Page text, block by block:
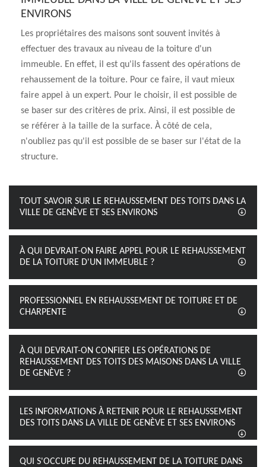
ENVIRONS
Les propriétaires des maisons sont souvent invités à
effectuer des travaux au niveau de la toiture d'un
immeuble. En effet, il est qu'ils fassent des opérations de
rehaussement de la toiture. Pour ce faire, il vaut mieux
faire appel à un expert. Pour le choisir, il est possible de
se baser sur des critères de prix. Ainsi, il est possible de
se référer à la taille de la surface. À côté de cela,
n'oubliez pas qu'il est possible de se baser sur l'état de la
structure.
TOUT SAVOIR SUR LE REHAUSSEMENT DES TOITS DANS LA
VILLE DE GENÈVE ET SES ENVIRONS
À QUI DEVRAIT-ON FAIRE APPEL POUR LE REHAUSSEMENT
DE LA TOITURE D'UN IMMEUBLE ?
PROFESSIONNEL EN REHAUSSEMENT DE TOITURE ET DE
CHARPENTE
À QUI DEVRAIT-ON CONFIER LES OPÉRATIONS DE
REHAUSSEMENT DES TOITS DES MAISONS DANS LA VILLE
DE GENÈVE ?
LES INFORMATIONS À RETENIR POUR LE REHAUSSEMENT
DES TOITS DANS LA VILLE DE GENÈVE ET SES ENVIRONS
QUI S'OCCUPE DU REHAUSSEMENT DE LA TOITURE DANS